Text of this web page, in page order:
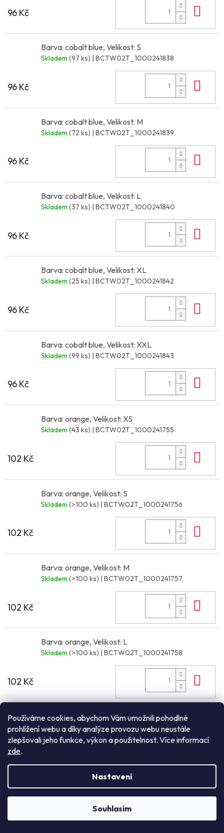
Používáme cookies, abychom Vám umožnili pohodlné
prohlížení webu a díky analýze provozu webu neustále
zlepšovali jeho funkce, výkon a použitelnost. Více informací
zde.
Nastavení
Souhlasím
96 Kč
Barva: cobalt blue, Velikost: S
Skladem (97 ks) | BCTW02T_1000241838
96 Kč
Barva: cobalt blue, Velikost: M
Skladem (72 ks) | BCTW02T_1000241839
96 Kč
Barva: cobalt blue, Velikost: L
Skladem (37 ks) | BCTW02T_1000241840
96 Kč
Barva: cobalt blue, Velikost: XL
Skladem (25 ks) | BCTW02T_1000241842
96 Kč
Barva: cobalt blue, Velikost: XXL
Skladem (99 ks) | BCTW02T_1000241843
96 Kč
Barva: orange, Velikost: XS
Skladem (43 ks) | BCTW02T_1000241755
102 Kč
Barva: orange, Velikost: S
Skladem (>100 ks) | BCTW02T_1000241756
102 Kč
Barva: orange, Velikost: M
Skladem (>100 ks) | BCTW02T_1000241757
102 Kč
Barva: orange, Velikost: L
Skladem (>100 ks) | BCTW02T_1000241758
102 Kč
Barva: orange, Velikost: XL
Skladem(>100 ks)| BCTW02T_1000241759
102 Kč
Barva: orange, Velikost: XXL
NEZÁVAZNÁ POPTÁVKA